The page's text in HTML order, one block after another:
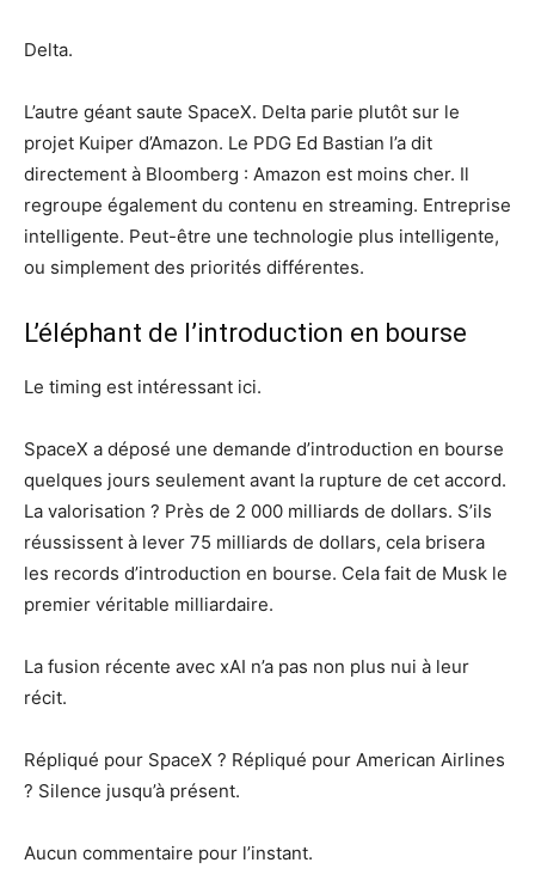
Delta.
L’autre géant saute SpaceX. Delta parie plutôt sur le
projet Kuiper d’Amazon. Le PDG Ed Bastian l’a dit
directement à Bloomberg : Amazon est moins cher. Il
regroupe également du contenu en streaming. Entreprise
intelligente. Peut-être une technologie plus intelligente,
ou simplement des priorités différentes.
L’éléphant de l’introduction en bourse
Le timing est intéressant ici.
SpaceX a déposé une demande d’introduction en bourse
quelques jours seulement avant la rupture de cet accord.
La valorisation ? Près de 2 000 milliards de dollars. S’ils
réussissent à lever 75 milliards de dollars, cela brisera
les records d’introduction en bourse. Cela fait de Musk le
premier véritable milliardaire.
La fusion récente avec xAI n’a pas non plus nui à leur
récit.
Répliqué pour SpaceX ? Répliqué pour American Airlines
? Silence jusqu’à présent.
Aucun commentaire pour l’instant.